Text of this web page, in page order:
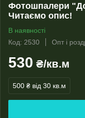
Фотошпалери
Читаємо опис!
В наявності
Код: 2530
Опт і
530 ₴/кв.м
500 ₴ від 30 кв.м